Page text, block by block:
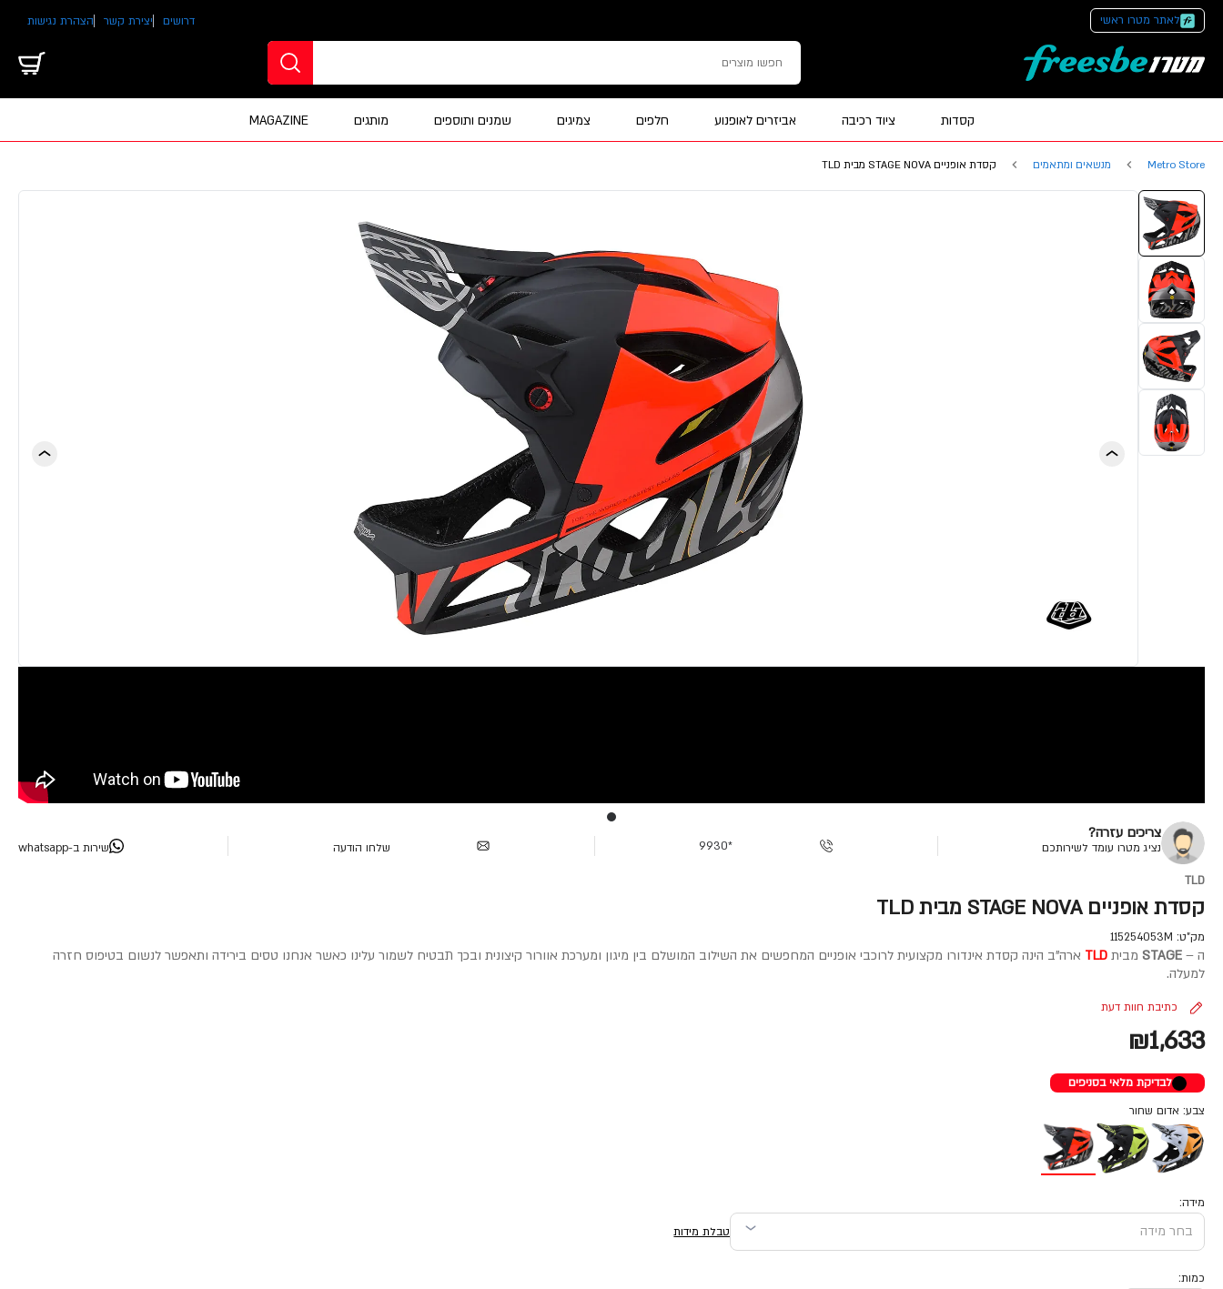
לאתר מטרו ראשי דרושים יצירת קשר הצהרת נגישות
קסדות ציוד רכיבה אביזרים לאופנוע חלפים צמיגים שמנים ותוספים מותגים MAGAZINE
Metro Store מנשאים ומתאמים קסדת אופניים STAGE NOVA מבית TLD
צריכים עזרה?
נציג מטרו עומד לשירותכם *9930 שלחו הודעה שירות ב-whatsapp
TLD
קסדת אופניים STAGE NOVA מבית TLD
מק"ט: 115254053M
ה – STAGE מבית TLD ארה"ב הינה קסדת אינדורו מקצועית לרוכבי אופניים המחפשים את השילוב המושלם בין מיגון ומערכת אוורור קיצונית ובכך תבטיח לשמור עלינו כאשר אנחנו טסים בירידה ותאפשר לנשום בטיפוס חזרה
למעלה.
כתיבת חוות דעת
₪1,633
לבדיקת מלאי בסניפים
צבע: אדום שחור
מידה:
טבלת מידות
כמות: